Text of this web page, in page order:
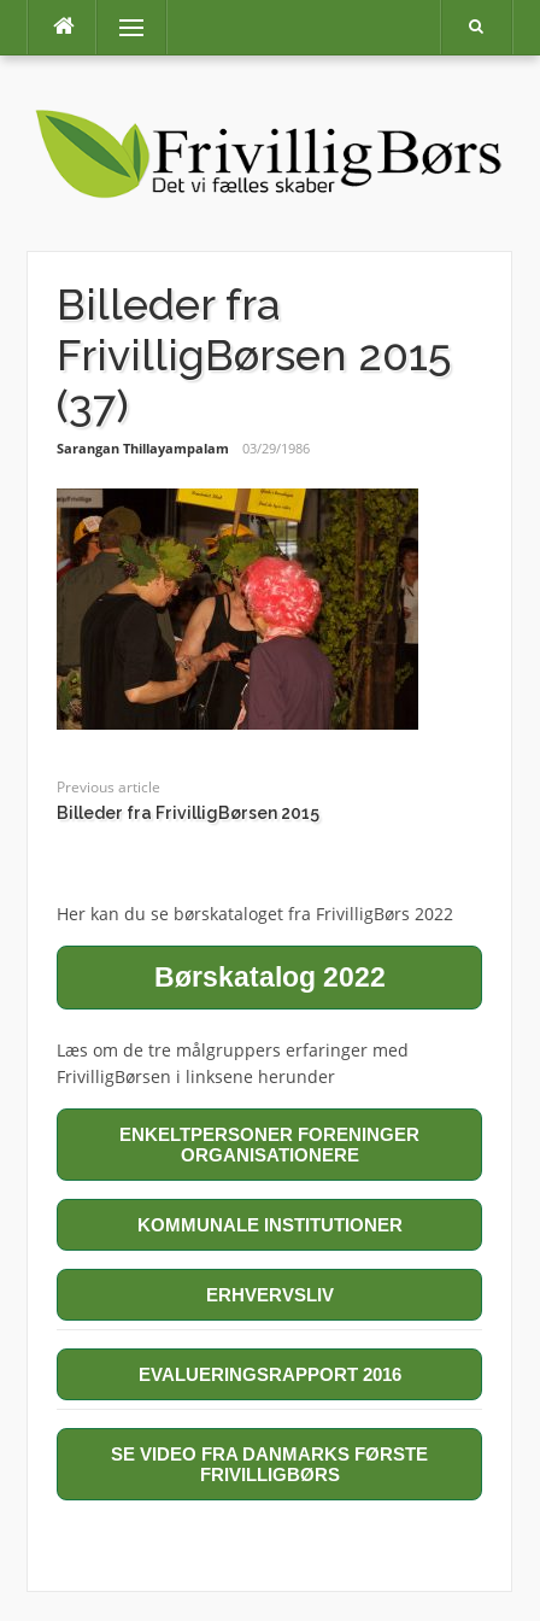
content
Menu
Billeder fra
FrivilligBørsen 2015
(37)
Sarangan Thillayampalam 03/29/1986
Previous article
Billeder fra FrivilligBørsen 2015
Her kan du se børskataloget fra FrivilligBørs 2022
Børskatalog 2022
Læs om de tre målgruppers erfaringer med
FrivilligBørsen i linksene herunder
ENKELTPERSONER FORENINGER
ORGANISATIONERE
KOMMUNALE INSTITUTIONER
ERHVERVSLIV
EVALUERINGSRAPPORT 2016
SE VIDEO FRA DANMARKS FØRSTE
FRIVILLIGBØRS